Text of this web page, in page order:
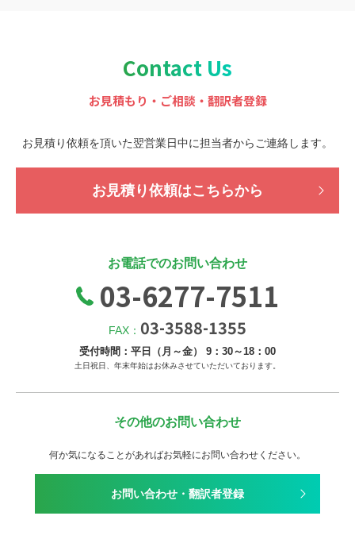
Contact Us
お見積もり・ご相談・翻訳者登録
お見積り依頼を頂いた翌営業日中に担当者からご連絡します。
お見積り依頼はこちらから
お電話でのお問い合わせ
03-6277-7511
FAX： 03-3588-1355
受付時間：平日（月～金） 9：30～18：00
土日祝日、年末年始はお休みさせていただいております。
その他のお問い合わせ
何か気になることがあればお気軽にお問い合わせください。
お問い合わせ・翻訳者登録